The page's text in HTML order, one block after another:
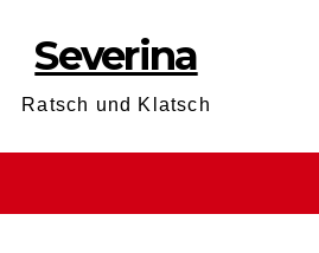
Severina
Ratsch und Klatsch